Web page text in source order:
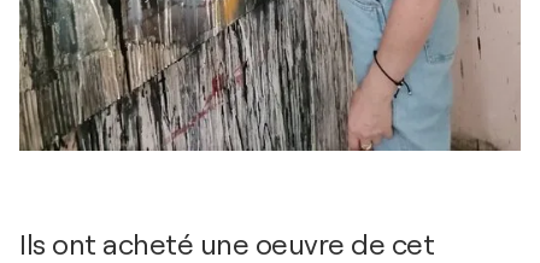
Ils ont acheté une oeuvre de cet